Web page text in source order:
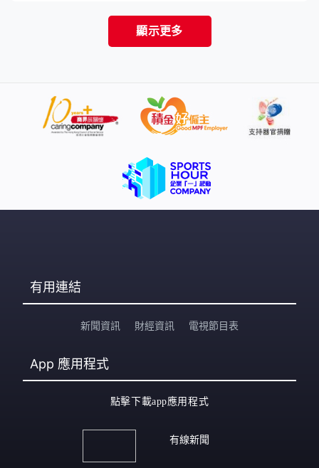
顯示更多
有用連結
新聞資訊 財經資訊 電視節目表
App 應用程式
點擊下載app應用程式
有線新聞